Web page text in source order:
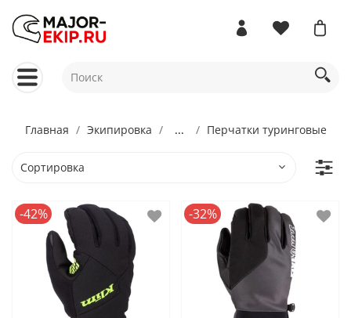
Главная Экипировка ... Перчатки туринговые
-42% -32%